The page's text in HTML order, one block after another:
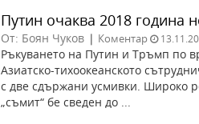
Путин очаква 2018 година
От: Боян Чуков | Коментар
Ръкуването на Путин и Тръмп по
Азиатско-тихоокеанското
с две сдържани усмивки. Широко
„съмит“ бе сведен до ...